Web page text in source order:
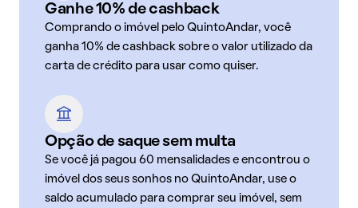
Ganhe 10% de cashback
Comprando o imóvel pelo QuintoAndar, você
ganha 10% de cashback sobre o valor utilizado da
carta de crédito para usar como quiser.
Opção de saque sem multa
Se você já pagou 60 mensalidades e encontrou o
imóvel dos seus sonhos no QuintoAndar, use o
saldo acumulado para comprar seu imóvel, sem